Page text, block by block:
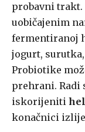
probavni trakt.
uobičajenim
fermentiranoj
jogurt,
Probiotike
prehrani. Radi
iskorijeniti
konačnici